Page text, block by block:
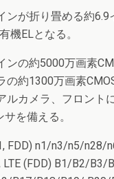
ンが折り畳める約6.9
機ELとなる。
ンの約5000万画素
の約1300万画素
ルカメラ、フロント
を備える。
FDD) n1/n3/n5/n28/
(FDD) B1/B2/B3/